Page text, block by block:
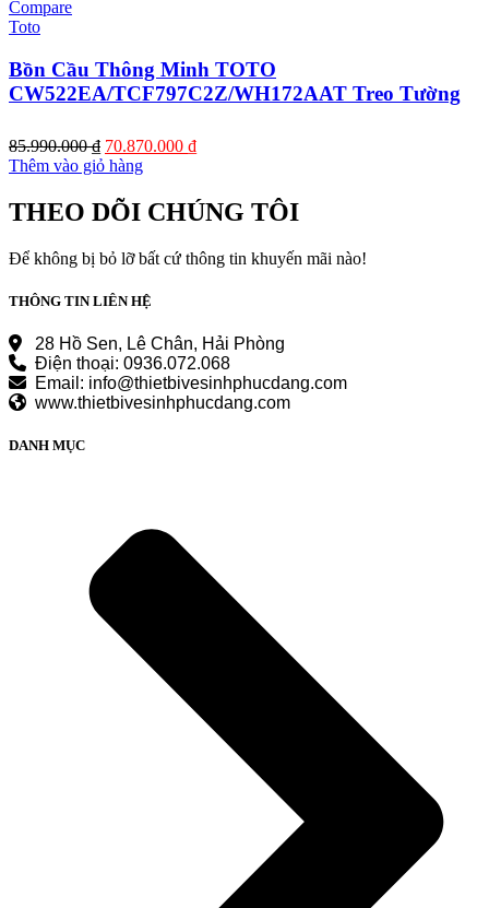
Compare
Toto
Bồn Cầu Thông Minh TOTO
CW522EA/TCF797C2Z/WH172AAT Treo Tường
85.990.000₫ Giá
gốc
85.990.000 ₫.
70.870.000 ₫Giá
là:
70.870.000 ₫.
Thêm vào giỏ hàng
THEO DÕI CHÚNG TÔI
Để không bị bỏ lỡ bất cứ thông tin khuyến mãi nào!
THÔNG TIN LIÊN HỆ
28 Hồ Sen, Lê Chân, Hải Phòng
Điện thoại: 0936.072.068
Email: info@thietbivesinhphucdang.com
www.thietbivesinhphucdang.com
DANH MỤC